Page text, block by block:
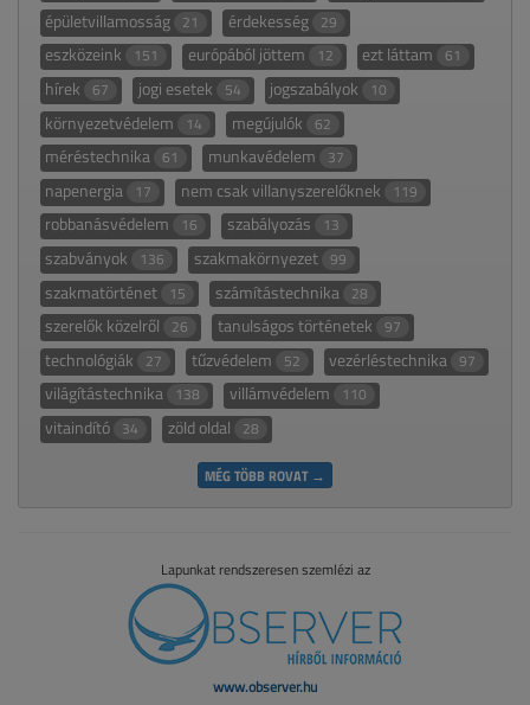
épületvillamosság 21 érdekesség 29
eszközeink 151 európából jöttem 12 ezt láttam 61
hírek 67 jogi esetek 54 jogszabályok 10
környezetvédelem 14 megújulók 62
méréstechnika 61 munkavédelem 37
napenergia 17 nem csak villanyszerelőknek 119
robbanásvédelem 16 szabályozás 13
szabványok 136 szakmakörnyezet 99
szakmatörténet 15 számítástechnika 28
szerelők közelről 26 tanulságos történetek 97
technológiák 27 tűzvédelem 52 vezérléstechnika 97
világítástechnika 138 villámvédelem 110
vitaindító 34 zöld oldal 28
MÉG TÖBB ROVAT →
Lapunkat rendszeresen szemlézi az
www.observer.hu